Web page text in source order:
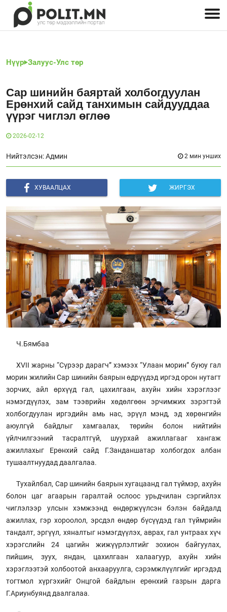
Нүүр Залуус-Улс төр
Сар шинийн баяртай холбогдуулан
Ерөнхий сайд танхимын сайдууддаа
үүрэг чиглэл өглөө
2026-02-12
Нийтэлсэн: Админ 2 мин унших
ХУВААЛЦАХ ЖИРГЭХ
Ч.Бямбаа
XVII жарны “Сүрээр дарагч” хэмээх “Улаан морин” буюу гал
морин жилийн Сар шинийн баярын өдрүүдэд иргэд орон нутагт
зорчих, айл өрхүүд гал, цахилгаан, ахуйн хийн хэрэглээг
нэмэгдүүлэх, зам тээврийн хөдөлгөөн эрчимжих зэрэгтэй
холбогдуулан иргэдийн амь нас, эрүүл мэнд, эд хөрөнгийн
аюулгүй байдлыг хамгаалах, төрийн болон нийтийн
үйлчилгээний тасралтгүй, шуурхай ажиллагааг хангаж
ажиллахыг Ерөнхий сайд Г.Занданшатар холбогдох албан
тушаалтнуудад даалгалаа.
Тухайлбал, Сар шинийн баярын хугацаанд гал түймэр, ахуйн
болон цаг агаарын гаралтай ослоос урьдчилан сэргийлэх
чиглэлээр улсын хэмжээнд өндөржүүлсэн бэлэн байдалд
ажиллах, гэр хороолол, эрсдэл өндөр бүсүүдэд гал түймрийн
тандалт, эргүүл, хяналтыг нэмэгдүүлэх, аврах, гал унтраах хүч
хэрэгслийн 24 цагийн жижүүрлэлтийг зохион байгуулах,
пийшин, зуух, яндан, цахилгаан халаагуур, ахуйн хийн
хэрэглээтэй холбоотой анхааруулга, сэрэмжлүүлгийг иргэдэд
тогтмол хүргэхийг Онцгой байдлын ерөнхий газрын дарга
Г.Ариунбуянд даалгалаа.